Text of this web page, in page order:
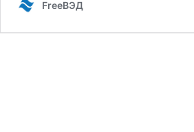
FreeВЭД